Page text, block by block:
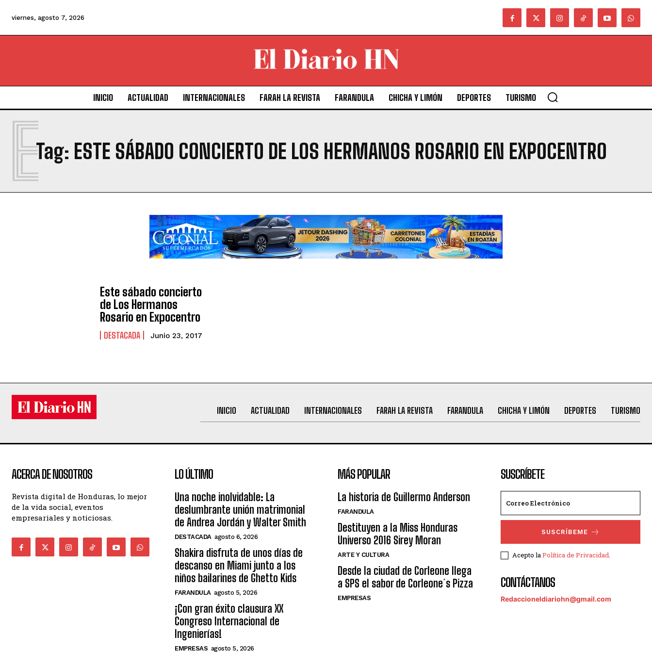
viernes, agosto 7, 2026
INICIO ACTUALIDAD INTERNACIONALES FARAH LA REVISTA FARANDULA CHICHA Y LIMÓN DEPORTES TURISMO
Tag: ESTE SÁBADO CONCIERTO DE LOS HERMANOS ROSARIO EN EXPOCENTRO
E
Este sábado concierto
de Los Hermanos
Rosario en Expocentro
DESTACADA Junio 23, 2017
INICIO ACTUALIDAD INTERNACIONALES FARAH LA REVISTA FARANDULA CHICHA Y LIMÓN DEPORTES TURISMO
ACERCA DE NOSOTROS
Revista digital de Honduras, lo mejor
de la vida social, eventos
empresariales y noticiosas.
LO ÚLTIMO
Una noche inolvidable: La
deslumbrante unión matrimonial
de Andrea Jordán y Walter Smith
DESTACADA agosto 6, 2026
Shakira disfruta de unos días de
descanso en Miami junto a los
niños bailarines de Ghetto Kids
FARANDULA agosto 5, 2026
¡Con gran éxito clausura XX
Congreso Internacional de
Ingenierías!
EMPRESAS agosto 5, 2026
MÁS POPULAR
La historia de Guillermo Anderson
FARANDULA
Destituyen a la Miss Honduras
Universo 2016 Sirey Moran
ARTE Y CULTURA
Desde la ciudad de Corleone llega
a SPS el sabor de Corleone´s Pizza
EMPRESAS
SUSCRÍBETE
SUSCRÍBEME
Acepto laPolítica de Privacidad.
CONTÁCTANOS
Redaccioneldiariohn@gmail.com